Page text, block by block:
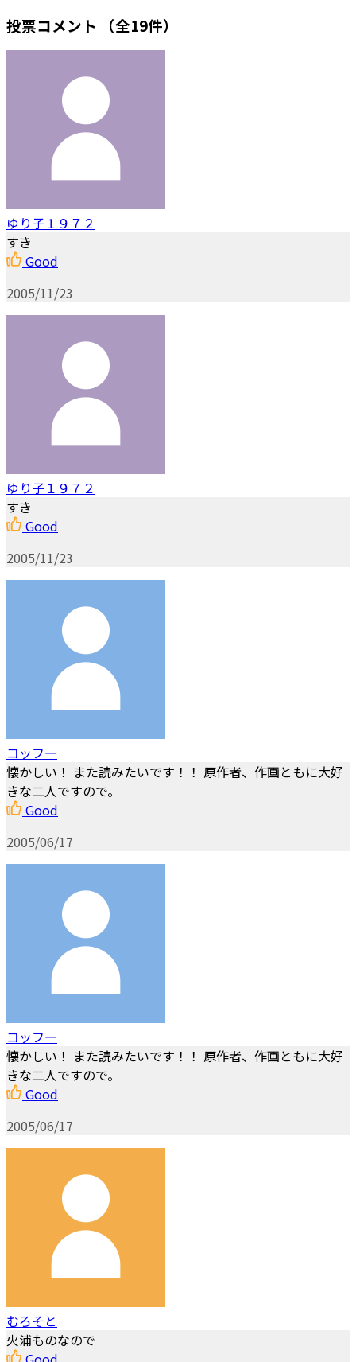
投票コメント （全19件）
ゆり子１９７２
すき
Good
2005/11/23
ゆり子１９７２
すき
Good
2005/11/23
コッフー
懐かしい！ また読みたいです！！ 原作者、作画ともに大好
きな二人ですので。
Good
2005/06/17
コッフー
懐かしい！ また読みたいです！！ 原作者、作画ともに大好
きな二人ですので。
Good
2005/06/17
むろそと
火浦ものなので